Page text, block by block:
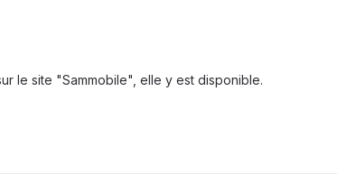
le site "Sammobile", elle y est disponible.